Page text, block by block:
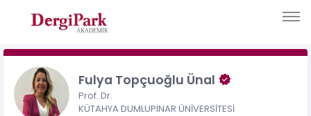
Fulya Topçuoğlu Ünal
Prof. Dr.
KÜTAHYA DUMLUPINAR ÜNİVERSİTESİ